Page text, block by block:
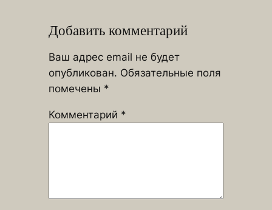
Добавить комментарий
Ваш адрес email не будет
опубликован. Обязательные поля
помечены *
Комментарий *